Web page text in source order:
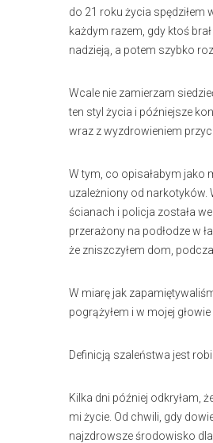
do 21 roku życia spędziłem
każdym razem, gdy ktoś
nadzieją, a potem szybko
Wcale nie zamierzam
ten styl życia i późniejsze
wraz z wyzdrowieniem
W tym, co opisałabym jako
uzależniony od narkotyków.
ścianach i policja została
przerażony na podłodze w
że zniszczyłem dom,
W miarę jak
pogrążyłem i w mojej
Definicją szaleństwa jest
Kilka dni później odkryłam,
mi życie. Od chwili, gdy
najzdrowsze środowisko dla